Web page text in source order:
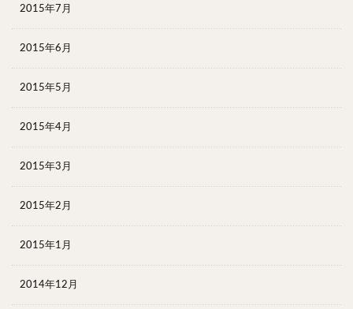
2015年7月
2015年6月
2015年5月
2015年4月
2015年3月
2015年2月
2015年1月
2014年12月